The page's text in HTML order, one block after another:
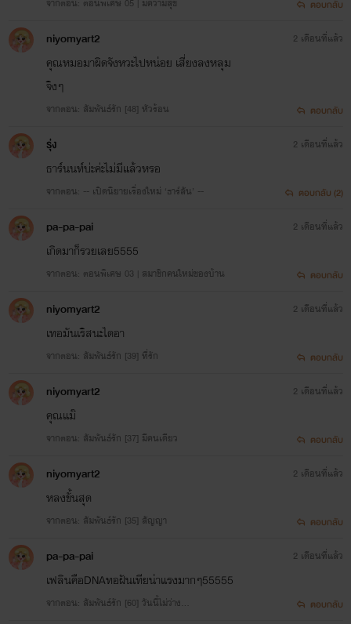
ตอบกลับ
niyomyart2
คุณหมอมาผิดจังหวะไปหน่อย เสี่ยงลงหลุม
จิงๆ
จากตอน: สัมพันธ์รัก [48] หัวร้อน
2 เดือนที่แล้ว
ตอบกลับ
รุ่ง
ธาร์นนท์บ่ะค่ะไม่มีแล้วหรอ
จากตอน: -- เปิดนิยายเรื่องใหม่ ‘ธาร์ลัน’ --
2 เดือนที่แล้ว
ตอบกลับ (2)
pa-pa-pai
เกิดมาก็รวยเลย5555
จากตอน: ตอนพิเศษ 03 | สมาชิกคนใหม่ของบ้าน
2 เดือนที่แล้ว
ตอบกลับ
niyomyart2
เทอมันเริสนะไดอา
จากตอน: สัมพันธ์รัก [39] ที่รัก
2 เดือนที่แล้ว
ตอบกลับ
niyomyart2
คุณแม๊
จากตอน: สัมพันธ์รัก [37] มีคนเดียว
2 เดือนที่แล้ว
ตอบกลับ
niyomyart2
หลงขั้นสุด
จากตอน: สัมพันธ์รัก [35] สัญญา
2 เดือนที่แล้ว
ตอบกลับ
pa-pa-pai
เฟลินคือDNAทอฝันเทียน่าแรงมากๆ55555
จากตอน: สัมพันธ์รัก [60] วันนี้ไม่ว่าง...
2 เดือนที่แล้ว
ตอบกลับ